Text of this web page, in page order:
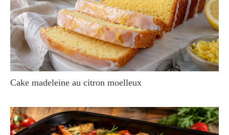
Cake madeleine au citron moelleux